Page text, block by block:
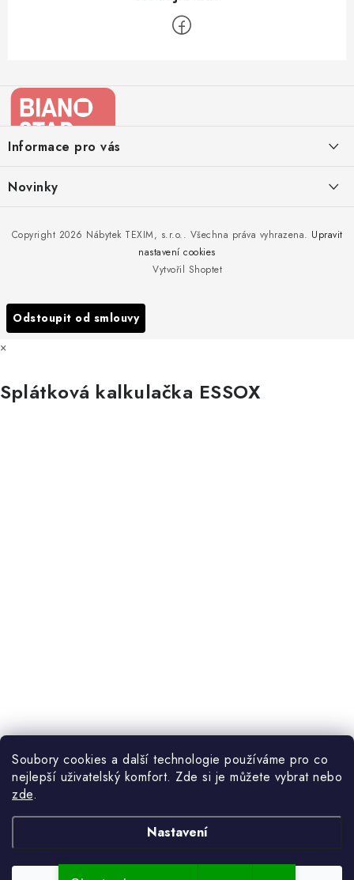
Soubory cookies a další technologie používáme pro co
nejlepší uživatelský komfort. Zde si je můžete vybrat nebo
zde.
Nastavení
aInformace pro vás
Kontakty
Doprava nábytku k Vám
Reklamace
Nákup na splátky ESSOX
Novinky
to!
Nakupujte zahradní nábytek i v zimě
Podzimní očista a úklid zahradního nábytku
Vytvořil Shoptet
Copyright 2026 Nábytek TEXIM, s.r.o.. Všechna práva vyhrazena. Upravit
nastavení cookies
Odstoupit od smlouvy
×
Splátková kalkulačka ESSOX